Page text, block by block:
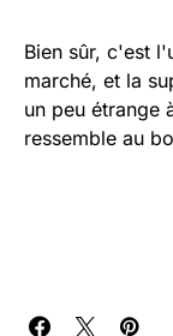
Bien sûr, c'est
marché, et la
un peu étrange
ressemble au